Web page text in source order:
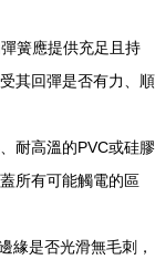
簧應提供充足且持
其回彈是否有力、順
耐高溫的PVC或硅膠
所有可能觸電的區
緣是否光滑無毛刺，